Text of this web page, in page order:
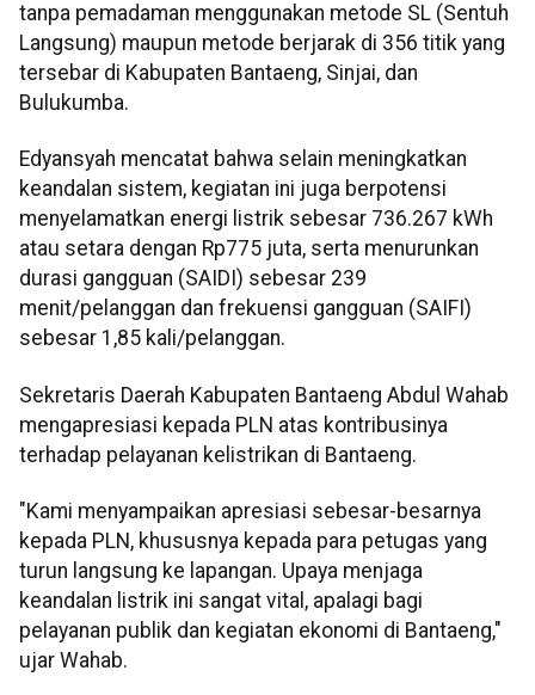
tanpa pemadaman menggunakan metode SL (Sentuh
Langsung) maupun metode berjarak di 356 titik yang
tersebar di Kabupaten Bantaeng, Sinjai, dan
Bulukumba.
Edyansyah mencatat bahwa selain meningkatkan
keandalan sistem, kegiatan ini juga berpotensi
menyelamatkan energi listrik sebesar 736.267 kWh
atau setara dengan Rp775 juta, serta menurunkan
durasi gangguan (SAIDI) sebesar 239
menit/pelanggan dan frekuensi gangguan (SAIFI)
sebesar 1,85 kali/pelanggan.
Sekretaris Daerah Kabupaten Bantaeng Abdul Wahab
mengapresiasi kepada PLN atas kontribusinya
terhadap pelayanan kelistrikan di Bantaeng.
"Kami menyampaikan apresiasi sebesar-besarnya
kepada PLN, khususnya kepada para petugas yang
turun langsung ke lapangan. Upaya menjaga
keandalan listrik ini sangat vital, apalagi bagi
pelayanan publik dan kegiatan ekonomi di Bantaeng,"
ujar Wahab.